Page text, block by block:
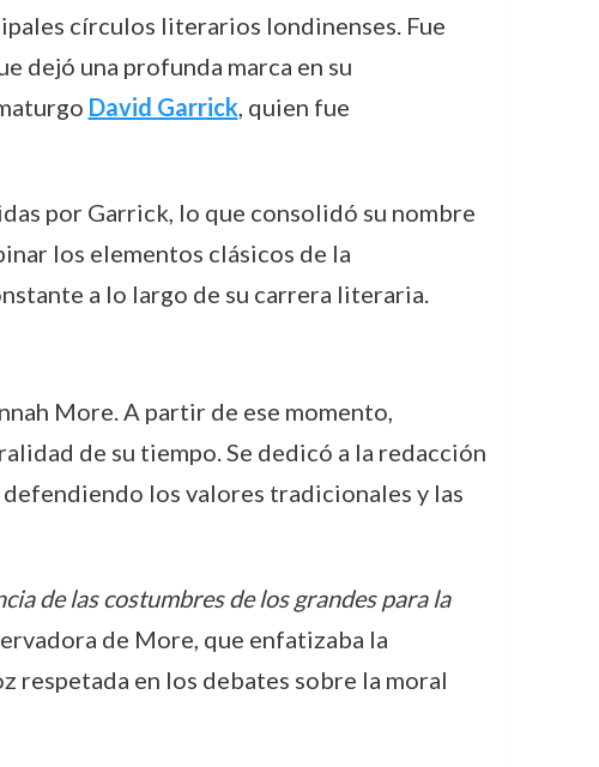
círculos literarios londinenses. Fue
dejó una profunda marca en su
David Garrick, quien fue
por Garrick, lo que consolidó su nombre
los elementos clásicos de la
a lo largo de su carrera literaria.
More. A partir de ese momento,
de su tiempo. Se dedicó a la redacción
los valores tradicionales y las
de las costumbres de los grandes para la
de More, que enfatizaba la
respetada en los debates sobre la moral